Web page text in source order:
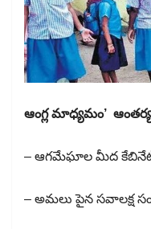
ఆంగ్ల మాధ్యమం’
– ఆగమేఘాల మీద
– అమలు పైన సవాలక్ష